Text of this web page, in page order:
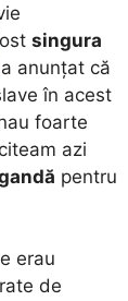
singura
a anunțat că
în acest
foarte
azi
pentru
erau
de